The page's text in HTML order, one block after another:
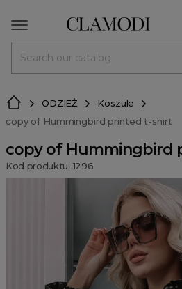
ODZIEŻ
Koszule
copy of Hummingbird printed t-shirt
copy of Hummingbird
Kod produktu: 1296